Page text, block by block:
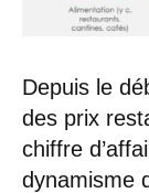
Depuis le
des prix
chiffre
dynamisme